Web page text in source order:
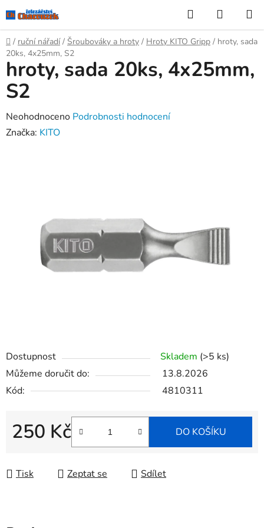
na
obsah
Hledat
KOŠÍK
Domů
/ ruční nářadí / Šroubováky a hroty / Hroty KITO Gripp / hroty, sada
20ks, 4x25mm, S2
Dostupnost Skladem (>5 ks)
Můžeme doručit do:
13.8.2026
Kód:
4810311
250 Kč DO KOŠÍKU
Tisk Zeptat se Sdílet
hroty, sada 20ks, 4x25mm,
S2
Průměrné
hodnocení
hvězdiček.
Neohodnoceno Podrobnosti hodnocení
Značka: KITO